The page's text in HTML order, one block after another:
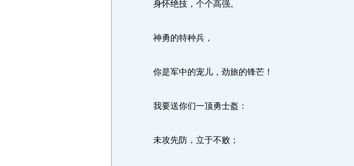
身怀绝技，个个高强。
神勇的特种兵，
你是军中的宠儿，劲旅的锋芒！
我要送你们一顶勇士盔：
未攻先防，立于不败；